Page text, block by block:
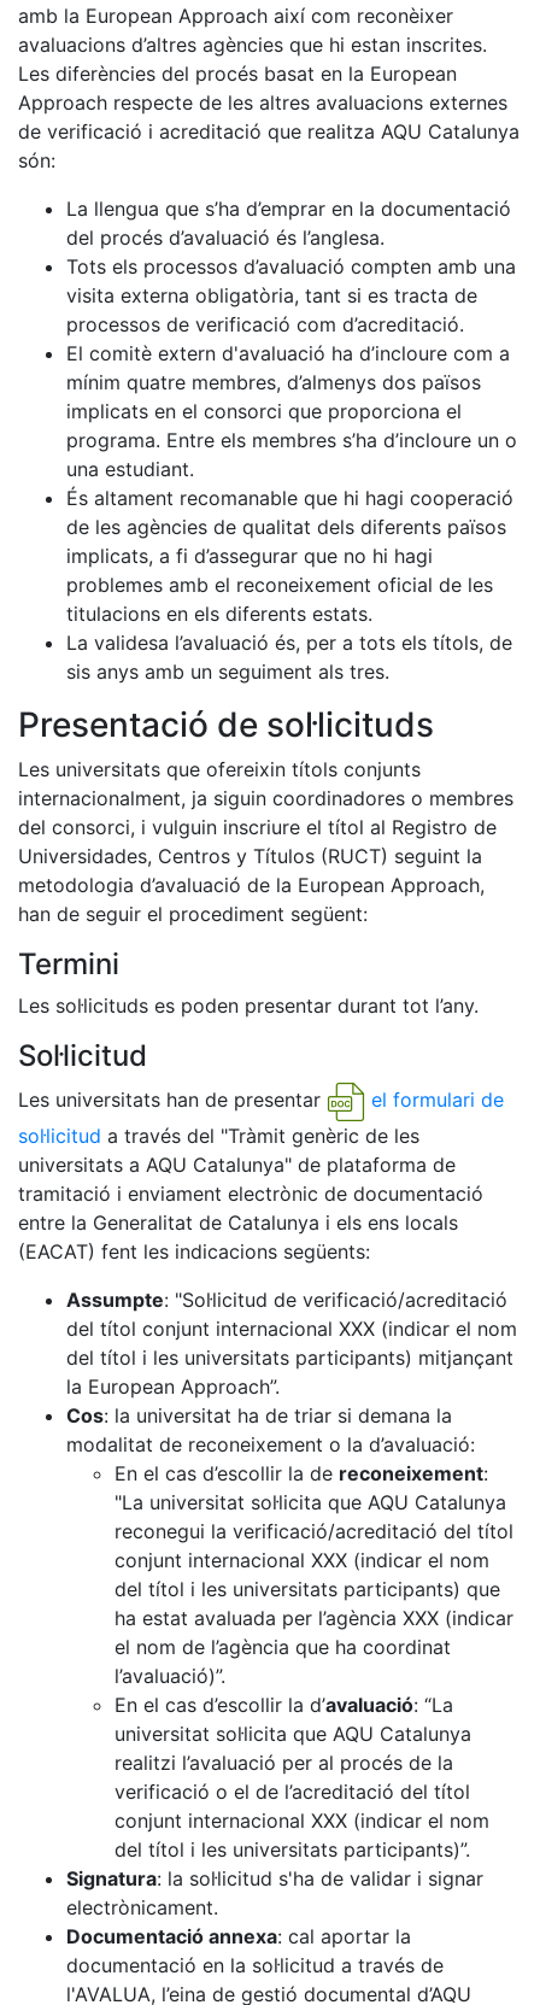
amb la European Approach així com reconèixer
avaluacions d’altres agències que hi estan inscrites.
Les diferències del procés basat en la European
Approach respecte de les altres avaluacions externes
de verificació i acreditació que realitza AQU Catalunya
són:
La llengua que s’ha d’emprar en la documentació
del procés d’avaluació és l’anglesa.
Tots els processos d’avaluació compten amb una
visita externa obligatòria, tant si es tracta de
processos de verificació com d’acreditació.
El comitè extern d'avaluació ha d’incloure com a
mínim quatre membres, d’almenys dos països
implicats en el consorci que proporciona el
programa. Entre els membres s’ha d’incloure un o
una estudiant.
És altament recomanable que hi hagi cooperació
de les agències de qualitat dels diferents països
implicats, a fi d’assegurar que no hi hagi
problemes amb el reconeixement oficial de les
titulacions en els diferents estats.
La validesa l’avaluació és, per a tots els títols, de
sis anys amb un seguiment als tres.
Presentació de sol·licituds
Les universitats que ofereixin títols conjunts
internacionalment, ja siguin coordinadores o membres
del consorci, i vulguin inscriure el títol al Registro de
Universidades, Centros y Títulos (RUCT) seguint la
metodologia d’avaluació de la European Approach,
han de seguir el procediment següent:
Termini
Les sol·licituds es poden presentar durant tot l’any.
Sol·licitud
Les universitats han de presentar
el formulari de
sol·licitud a través del "Tràmit genèric de les
universitats a AQU Catalunya" de plataforma de
tramitació i enviament electrònic de documentació
entre la Generalitat de Catalunya i els ens locals
(EACAT) fent les indicacions següents:
Assumpte: "Sol·licitud de verificació/acreditació
del títol conjunt internacional XXX (indicar el nom
del títol i les universitats participants) mitjançant
la European Approach”.
Cos: la universitat ha de triar si demana la
modalitat de reconeixement o la d’avaluació:
En el cas d’escollir la de reconeixement:
"La universitat sol·licita que AQU Catalunya
reconegui la verificació/acreditació del títol
conjunt internacional XXX (indicar el nom
del títol i les universitats participants) que
ha estat avaluada per l’agència XXX (indicar
el nom de l’agència que ha coordinat
l’avaluació)”.
En el cas d’escollir la d’avaluació: “La
universitat sol·licita que AQU Catalunya
realitzi l’avaluació per al procés de la
verificació o el de l’acreditació del títol
conjunt internacional XXX (indicar el nom
del títol i les universitats participants)”.
Signatura: la sol·licitud s'ha de validar i signar
electrònicament.
Documentació annexa: cal aportar la
documentació en la sol·licitud a través de
l'AVALUA, l’eina de gestió documental d’AQU